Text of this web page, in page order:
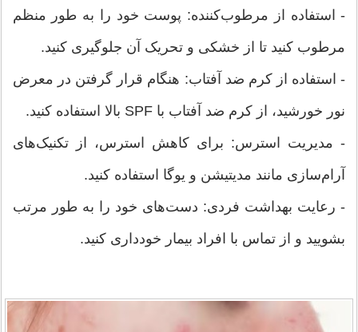
- استفاده از مرطوب‌کننده: پوست خود را به طور منظم
مرطوب کنید تا از خشکی و تحریک آن جلوگیری کنید.
- استفاده از کرم ضد آفتاب: هنگام قرار گرفتن در معرض
نور خورشید، از کرم ضد آفتاب با SPF بالا استفاده کنید.
- مدیریت استرس: برای کاهش استرس، از تکنیک‌های
آرام‌سازی مانند مدیتیشن و یوگا استفاده کنید.
- رعایت بهداشت فردی: دست‌های خود را به طور مرتب
بشویید و از تماس با افراد بیمار خودداری کنید.